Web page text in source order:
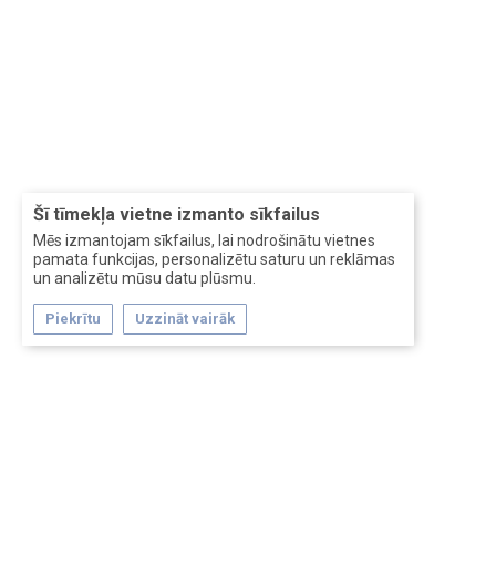
Šī tīmekļa vietne izmanto sīkfailus
Mēs izmantojam sīkfailus, lai nodrošinātu vietnes
pamata funkcijas, personalizētu saturu un reklāmas
un analizētu mūsu datu plūsmu.
Piekrītu Uzzināt vairāk